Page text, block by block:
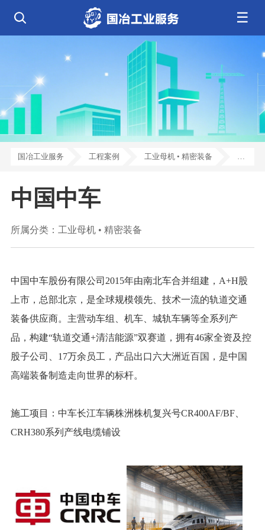
☰
公司简介
发展历程
核心业务
钢结构工程
环保工程
净化工程
弱电工程
设备安装
消防工程
中央空调
基控电箱
自动化工程
其它工程
芯片 • 半导体
人工智能 • 机器人
航天 • 低空
新能源汽车 • 智能网联
新能源 • 储能
新材料 • 特种金属
生物 • 医药
量子 • 脑机
其它
新闻中心
行业资讯
工程技巧
机电知识
安装教程
工业百科
国冶工业服务 工程案例 工业母机 • 精密装备
中
中国中车
所属分类： 工业母机 • 精密装备
中国中车股份有限公司2015年由南北车合并组建，A+H股
上市，总部北京，是全球规模领先、技术一流的轨道交通
装备供应商。主营动车组、机车、城轨车辆等全系列产
品，构建“轨道交通+清洁能源”双赛道，拥有46家全资及控
股子公司、17万余员工，产品出口六大洲近百国，是中国
高端装备制造走向世界的标杆。
施工项目：中车长江车辆株洲株机复兴号CR400AF/BF、
CRH380系列产线电缆铺设